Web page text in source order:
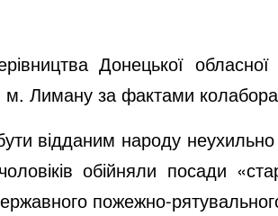
Донецької
Лиману за фактами
відданим народу неухильно
обійняли посади
пожежно-